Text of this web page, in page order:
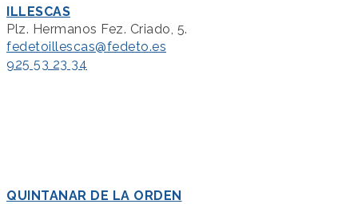
ILLESCAS
Plz. Hermanos Fez. Criado, 5.
fedetoillescas@fedeto.es
925 53 23 34
QUINTANAR DE LA ORDEN